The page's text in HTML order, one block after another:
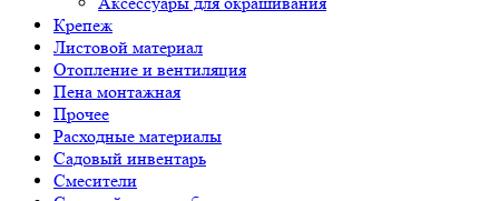
Крепеж
Листовой материал
Отопление и вентиляция
Пена монтажная
Прочее
Расходные материалы
Садовый инвентарь
Смесители